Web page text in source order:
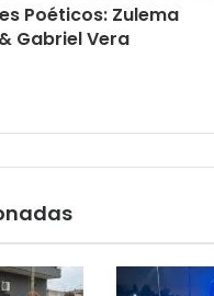
Poéticos: Zulema
Gabriel Vera